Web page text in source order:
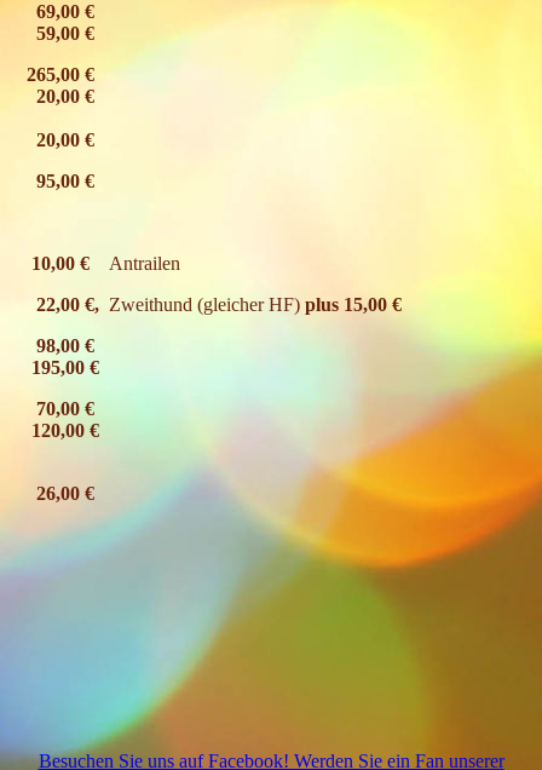
69,00 €
59,00 €
265,00 €
20,00 €
20,00 €
95,00 €
10,00 € Antrailen
22,00 €, Zweithund (gleicher HF) plus 15,00 €
98,00 €
195,00 €
70,00 €
120,00 €
26,00 €
Besuchen Sie uns auf Facebook! Werden Sie ein Fan unserer